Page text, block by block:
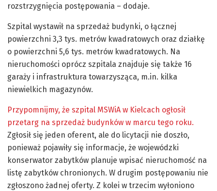
rozstrzygnięcia postępowania – dodaje.
Szpital wystawił na sprzedaż budynki, o łącznej
powierzchni 3,3 tys. metrów kwadratowych oraz działkę
o powierzchni 5,6 tys. metrów kwadratowych. Na
nieruchomości oprócz szpitala znajduje się także 16
garaży i infrastruktura towarzysząca, m.in. kilka
niewielkich magazynów.
Przypomnijmy, że szpital MSWiA w Kielcach ogłosił
przetarg na sprzedaż budynków w marcu tego roku.
Zgłosił się jeden oferent, ale do licytacji nie doszło,
ponieważ pojawiły się informacje, że wojewódzki
konserwator zabytków planuje wpisać nieruchomość na
listę zabytków chronionych. W drugim postępowaniu nie
zgłoszono żadnej oferty. Z kolei w trzecim wyłoniono